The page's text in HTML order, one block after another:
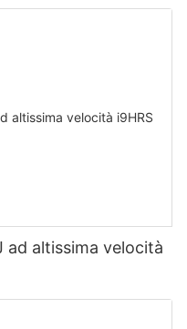
ad altissima velocità